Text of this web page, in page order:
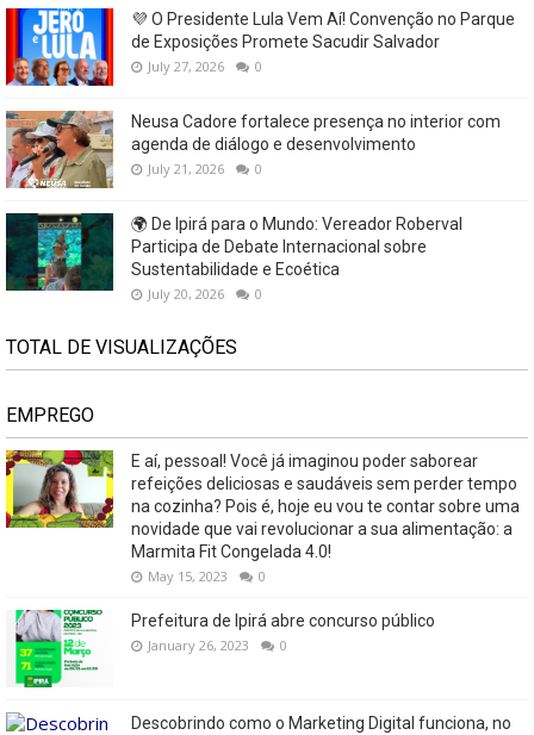
💜 O Presidente Lula Vem Aí! Convenção no Parque
de Exposições Promete Sacudir Salvador
July 27, 2026 0
Neusa Cadore fortalece presença no interior com
agenda de diálogo e desenvolvimento
July 21, 2026 0
🌍 De Ipirá para o Mundo: Vereador Roberval
Participa de Debate Internacional sobre
Sustentabilidade e Ecoética
July 20, 2026 0
TOTAL DE VISUALIZAÇÕES
EMPREGO
E aí, pessoal! Você já imaginou poder saborear
refeições deliciosas e saudáveis ​​sem perder tempo
na cozinha? Pois é, hoje eu vou te contar sobre uma
novidade que vai revolucionar a sua alimentação: a
Marmita Fit Congelada 4.0!
May 15, 2023 0
Prefeitura de Ipirá abre concurso público
January 26, 2023 0
Descobrindo como o Marketing Digital funciona, no